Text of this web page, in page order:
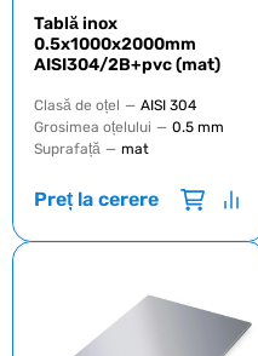
Tablă inox
0.5x1000x2000mm
AISI304/2B+pvc (mat)
Clasă de oțel — AISI 304
Grosimea oțelului — 0.5 mm
Suprafață — mat
Preț la cerere